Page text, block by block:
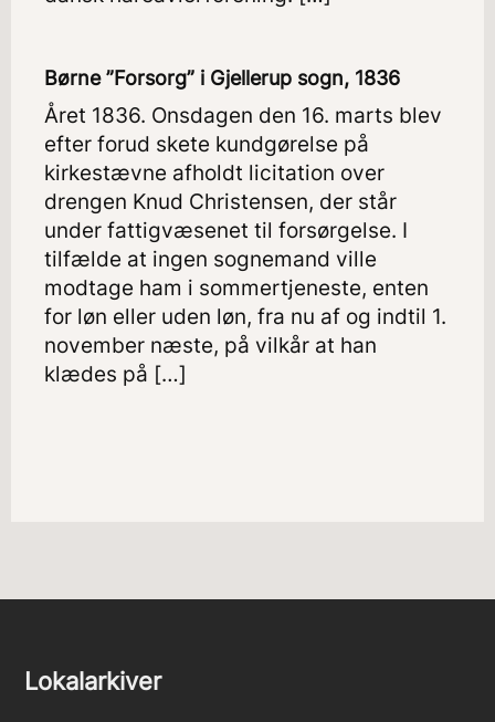
Børne ”Forsorg” i Gjellerup sogn, 1836
Året 1836. Onsdagen den 16. marts blev
efter forud skete kundgørelse på
kirkestævne afholdt licitation over
drengen Knud Christensen, der står
under fattigvæsenet til forsørgelse. I
tilfælde at ingen sognemand ville
modtage ham i sommertjeneste, enten
for løn eller uden løn, fra nu af og indtil 1.
november næste, på vilkår at han
klædes på […]
Lokalarkiver